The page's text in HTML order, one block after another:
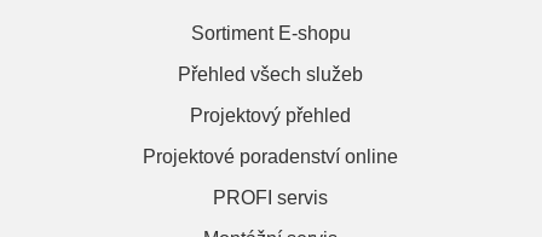
Sortiment E-shopu
Přehled všech služeb
Projektový přehled
Projektové poradenství online
PROFI servis